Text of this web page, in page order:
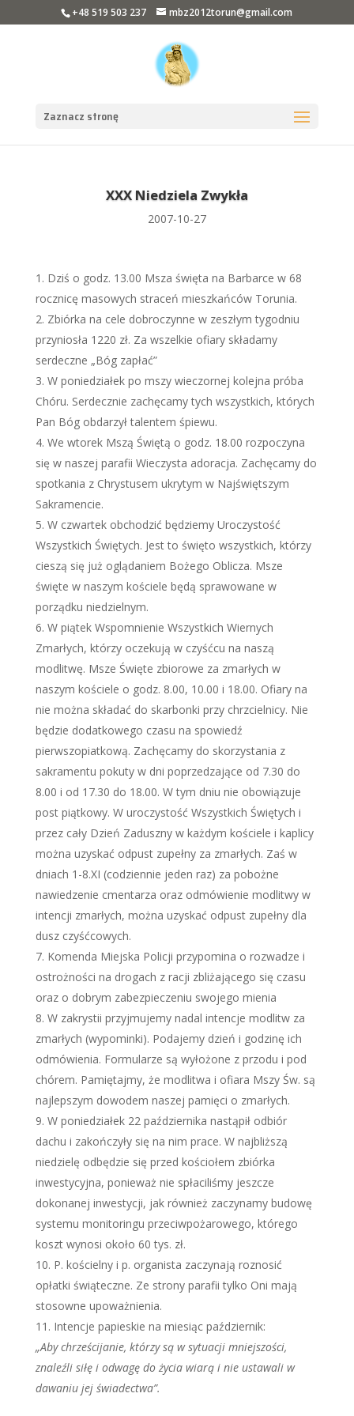
+48 519 503 237 mbz2012torun@gmail.com
Zaznacz stronę
XXX Niedziela Zwykła
2007-10-27
Dziś o godz. 13.00 Msza święta na Barbarce w 68
rocznicę masowych straceń mieszkańców Torunia.
Zbiórka na cele dobroczynne w zeszłym tygodniu
przyniosła 1220 zł. Za wszelkie ofiary składamy
serdeczne „Bóg zapłać”
W poniedziałek po mszy wieczornej kolejna próba
Chóru. Serdecznie zachęcamy tych wszystkich, których
Pan Bóg obdarzył talentem śpiewu.
We wtorek Mszą Świętą o godz. 18.00 rozpoczyna
się w naszej parafii Wieczysta adoracja. Zachęcamy do
spotkania z Chrystusem ukrytym w Najświętszym
Sakramencie.
W czwartek obchodzić będziemy Uroczystość
Wszystkich Świętych. Jest to święto wszystkich, którzy
cieszą się już oglądaniem Bożego Oblicza. Msze
święte w naszym kościele będą sprawowane w
porządku niedzielnym.
W piątek Wspomnienie Wszystkich Wiernych
Zmarłych, którzy oczekują w czyśćcu na naszą
modlitwę. Msze Święte zbiorowe za zmarłych w
naszym kościele o godz. 8.00, 10.00 i 18.00. Ofiary na
nie można składać do skarbonki przy chrzcielnicy. Nie
będzie dodatkowego czasu na spowiedź
pierwszopiatkową. Zachęcamy do skorzystania z
sakramentu pokuty w dni poprzedzające od 7.30 do
8.00 i od 17.30 do 18.00. W tym dniu nie obowiązuje
post piątkowy. W uroczystość Wszystkich Świętych i
przez cały Dzień Zaduszny w każdym kościele i kaplicy
można uzyskać odpust zupełny za zmarłych. Zaś w
dniach 1-8.XI (codziennie jeden raz) za pobożne
nawiedzenie cmentarza oraz odmówienie modlitwy w
intencji zmarłych, można uzyskać odpust zupełny dla
dusz czyśćcowych.
Komenda Miejska Policji przypomina o rozwadze i
ostrożności na drogach z racji zbliżającego się czasu
oraz o dobrym zabezpieczeniu swojego mienia
W zakrystii przyjmujemy nadal intencje modlitw za
zmarłych (wypominki). Podajemy dzień i godzinę ich
odmówienia. Formularze są wyłożone z przodu i pod
chórem. Pamiętajmy, że modlitwa i ofiara Mszy Św. są
najlepszym dowodem naszej pamięci o zmarłych.
W poniedziałek 22 października nastąpił odbiór
dachu i zakończyły się na nim prace. W najbliższą
niedzielę odbędzie się przed kościołem zbiórka
inwestycyjna, ponieważ nie spłaciliśmy jeszcze
dokonanej inwestycji, jak również zaczynamy budowę
systemu monitoringu przeciwpożarowego, którego
koszt wynosi około 60 tys. zł.
P. kościelny i p. organista zaczynają roznosić
opłatki świąteczne. Ze strony parafii tylko Oni mają
stosowne upoważnienia.
Intencje papieskie na miesiąc październik:
„Aby chrześcijanie, którzy są w sytuacji mniejszości,
znaleźli siłę i odwagę do życia wiarą i nie ustawali w
dawaniu jej świadectwa”.